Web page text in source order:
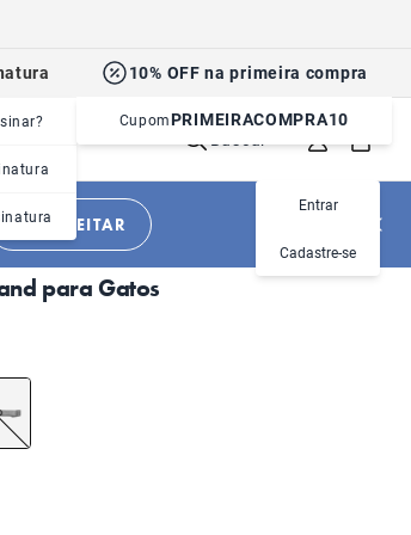
10% OFF na primeira compra
CupomPRIMEIRACOMPRA10
Entrar
Cadastre-se
APROVEITAR
|Peitorais e Coleiras
para Gatos